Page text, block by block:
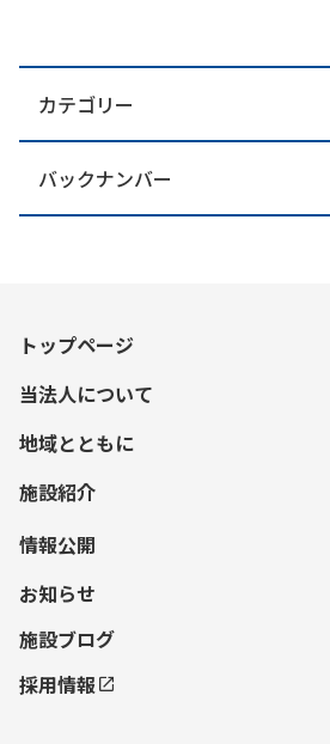
カテゴリー
バックナンバー
トップページ
当法人について
地域とともに
施設紹介
情報公開
お知らせ
施設ブログ
採用情報